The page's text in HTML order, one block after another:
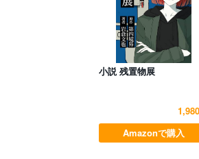
小説 残置物展
Amazonで購入